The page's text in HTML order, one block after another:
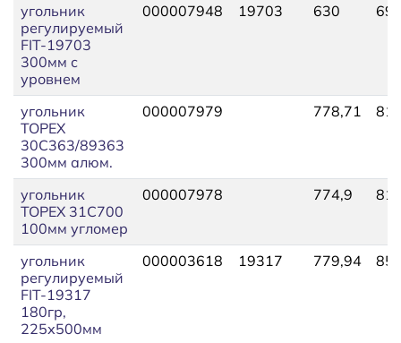
угольник
регулируемый
FIT-19703
300мм с
уровнем
000007948 19703 630
угольник
TOPEX
30С363/89363
300мм алюм.
000007979 778,71
угольник
TOPEX 31С700
100мм угломер
000007978 774,9
угольник
регулируемый
FIT-19317
180гр,
225х500мм
000003618 19317 779,94